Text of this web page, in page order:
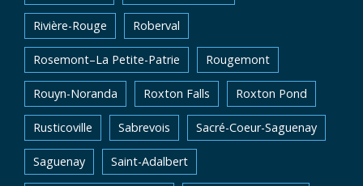
Rivière-Rouge Roberval
Rosemont–La Petite-Patrie Rougemont
Rouyn-Noranda Roxton Falls Roxton Pond
Rusticoville Sabrevois Sacré-Coeur-Saguenay
Saguenay Saint-Adalbert